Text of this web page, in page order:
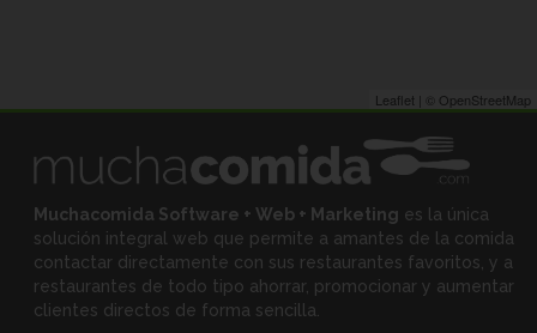
Leaflet | © OpenStreetMap
Muchacomida Software + Web + Marketing es la única
solución integral web que permite a amantes de la comida
contactar directamente con sus restaurantes favoritos, y a
restaurantes de todo tipo ahorrar, promocionar y aumentar
clientes directos de forma sencilla.